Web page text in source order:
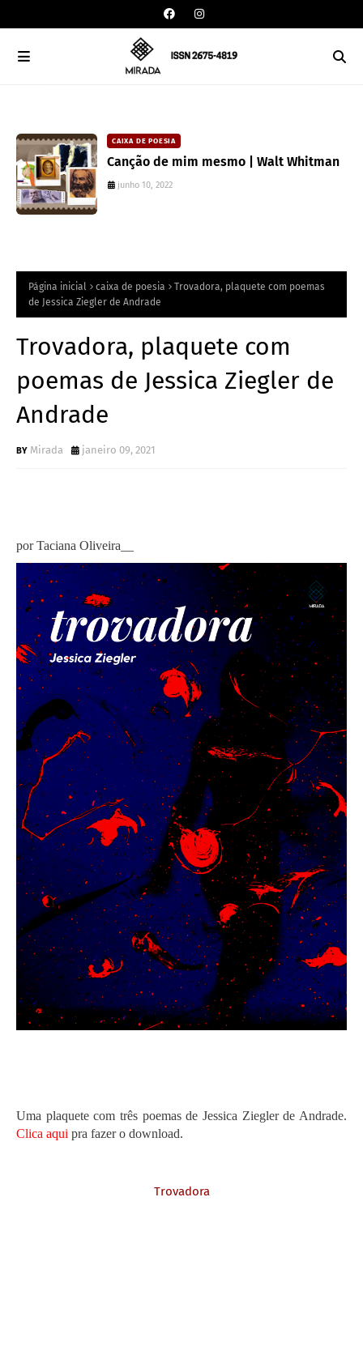
CAIXA DE POESIA
Canção de mim mesmo | Walt Whitman
junho 10, 2022
Página inicial caixa de poesia
Trovadora, plaquete com poemas
de Jessica Ziegler de Andrade
Trovadora, plaquete com
poemas de Jessica Ziegler de
Andrade
Mirada janeiro 09, 2021
por Taciana Oliveira__
Uma plaquete com três poemas de Jessica Ziegler de Andrade.
Clica aqui pra fazer o download.
Trovadora